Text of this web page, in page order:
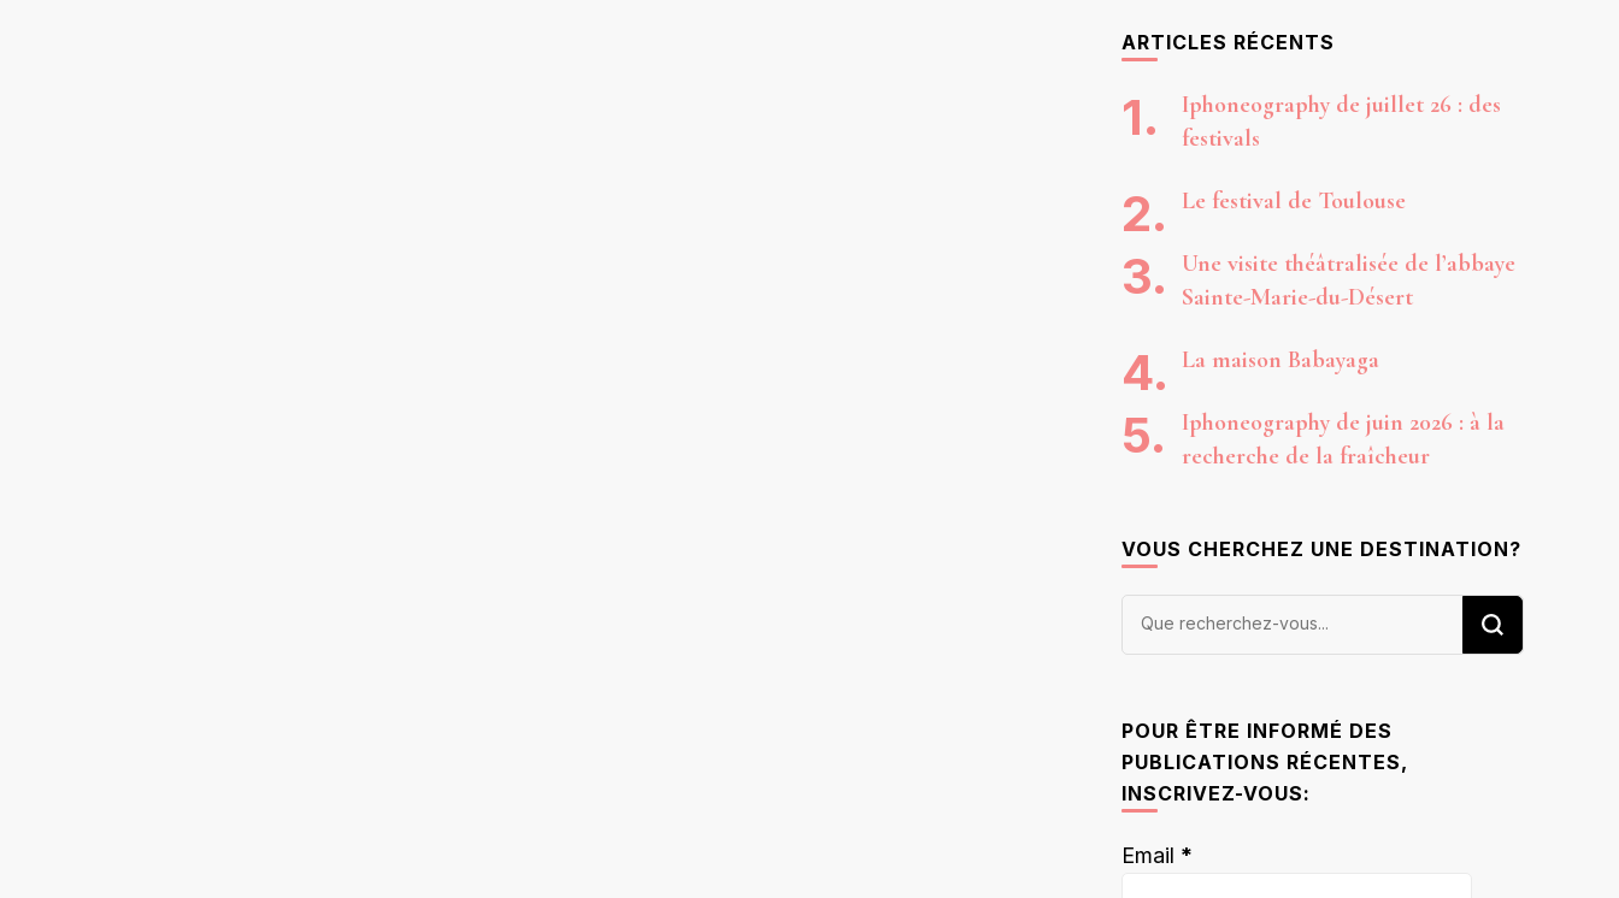
ARTICLES RÉCENTS
Iphoneography de juillet 26 : des
festivals
Le festival de Toulouse
Une visite théâtralisée de l’abbaye
Sainte-Marie-du-Désert
La maison Babayaga
Iphoneography de juin 2026 : à la
recherche de la fraîcheur
VOUS CHERCHEZ UNE DESTINATION?
Vous
POUR ÊTRE INFORMÉ DES
PUBLICATIONS RÉCENTES,
INSCRIVEZ-VOUS:
Email *